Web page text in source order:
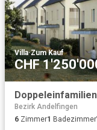
Villa·Zum Kauf
CHF
Bezirk Andelfingen
6 Zimmer1 Badezimmer